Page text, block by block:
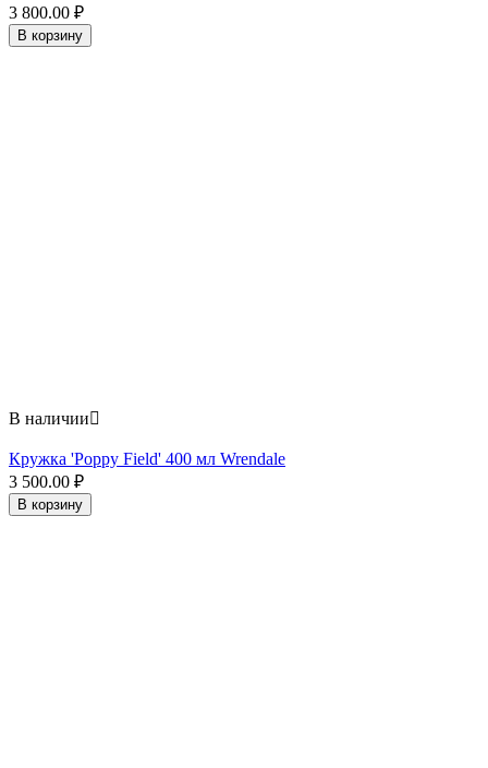
3 800.00 ₽
В корзину
В наличии
Кружка 'Poppy Field' 400 мл Wrendale
3 500.00 ₽
В корзину